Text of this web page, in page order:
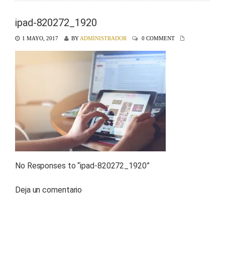
ipad-820272_1920
1 MAYO, 2017 BY ADMINISTRADOR 0 COMMENT
No Responses to “ipad-820272_1920”
Deja un comentario